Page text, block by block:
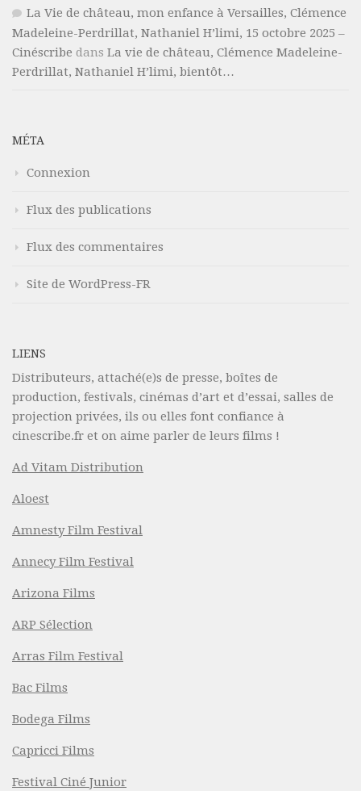
La Vie de château, mon enfance à Versailles, Clémence
Madeleine-Perdrillat, Nathaniel H’limi, 15 octobre 2025 –
Cinéscribe dans La vie de château, Clémence Madeleine-
Perdrillat, Nathaniel H’limi, bientôt…
MÉTA
Connexion
Flux des publications
Flux des commentaires
Site de WordPress-FR
LIENS
Distributeurs, attaché(e)s de presse, boîtes de
production, festivals, cinémas d’art et d’essai, salles de
projection privées, ils ou elles font confiance à
cinescribe.fr et on aime parler de leurs films !
Ad Vitam Distribution
Aloest
Amnesty Film Festival
Annecy Film Festival
Arizona Films
ARP Sélection
Arras Film Festival
Bac Films
Bodega Films
Capricci Films
Festival Ciné Junior